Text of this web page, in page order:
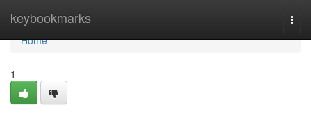
keybookmarks
Home
Home
1